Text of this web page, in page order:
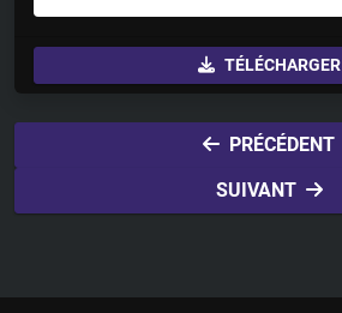
P
l
M
u
t
TÉLÉCHARGER
PRÉCÉDENT
SUIVANT